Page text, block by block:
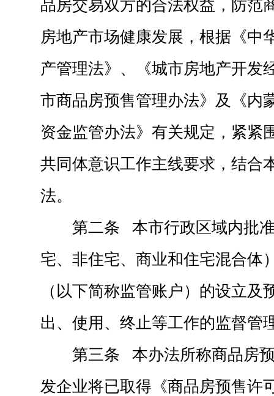
品房交易双方的合法权益，防范
房地产市场健康发展，根据《中
产管理法》、《城市房地产开发
市商品房预售管理办法》及《内
资金监管办法》有关规定，紧紧
共同体意识工作主线要求，结合
法。
第二条 本市行政区域内批
宅、非住宅、商业和住宅混合体
（以下简称监管账户）的设立及
出、使用、终止等工作的监督管
第三条 本办法所称商品房
发企业将已取得《商品房预售许